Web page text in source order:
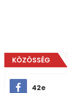
KÖZÖSSÉG
42e